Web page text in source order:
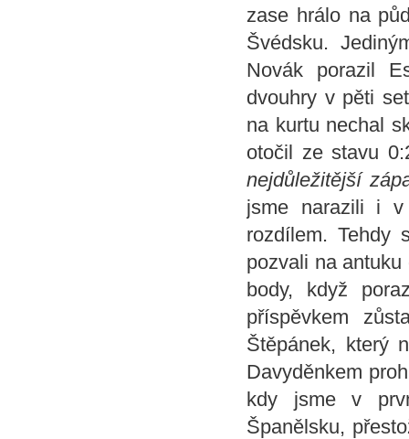
zase hrálo na
Švédsku.
Novák porazil
dvouhry v pěti
na kurtu nechal
otočil ze stavu
nejdůležitější
jsme narazili i v
rozdílem. Tehdy
pozvali na
body, když
příspěvkem
Štěpánek, který
Davyděnkem
kdy jsme v
Španělsku,